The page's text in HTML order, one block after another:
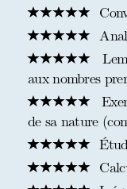
aux nombres
de sa nature